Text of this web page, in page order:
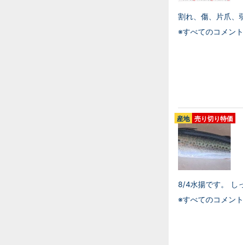
割れ、傷、片爪、
※すべてのコメン
産地 売り切り特価
8/4水揚です。 し
※すべてのコメン